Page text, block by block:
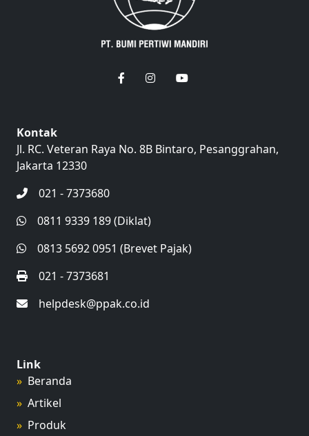
Kontak
Jl. RC. Veteran Raya No. 8B Bintaro, Pesanggrahan,
Jakarta 12330
021 - 7373680
0811 9339 189 (Diklat)
0813 5692 0951 (Brevet Pajak)
021 - 7373681
helpdesk@ppak.co.id
Link
Beranda
Artikel
Produk